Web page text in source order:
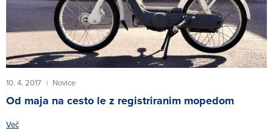
10. 4. 2017 | Novice
Od maja na cesto le z registriranim mopedom
Več